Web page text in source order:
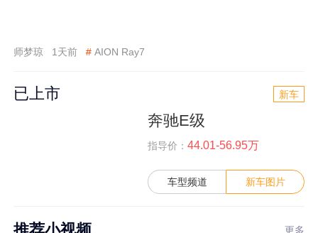
师梦琼 1天前 # AION Ray7
已上市 新车
奔驰E级
指导价： 44.01-56.95万
车型频道 新车图片
更多